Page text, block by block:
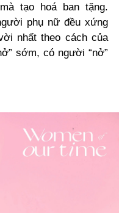
tạo hoá ban tặng.
phụ nữ đều xứng
nhất theo cách của
sớm, có người “nở”